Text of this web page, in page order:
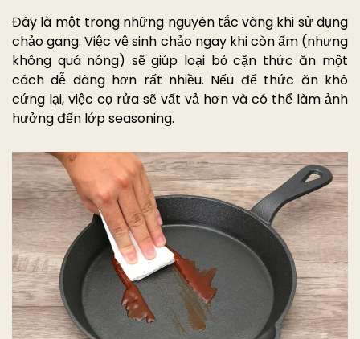
Đây là một trong những nguyên tắc vàng khi sử dụng
chảo gang. Việc vệ sinh chảo ngay khi còn ấm (nhưng
không quá nóng) sẽ giúp loại bỏ cặn thức ăn một
cách dễ dàng hơn rất nhiều. Nếu để thức ăn khô
cứng lại, việc cọ rửa sẽ vất vả hơn và có thể làm ảnh
hưởng đến lớp seasoning.